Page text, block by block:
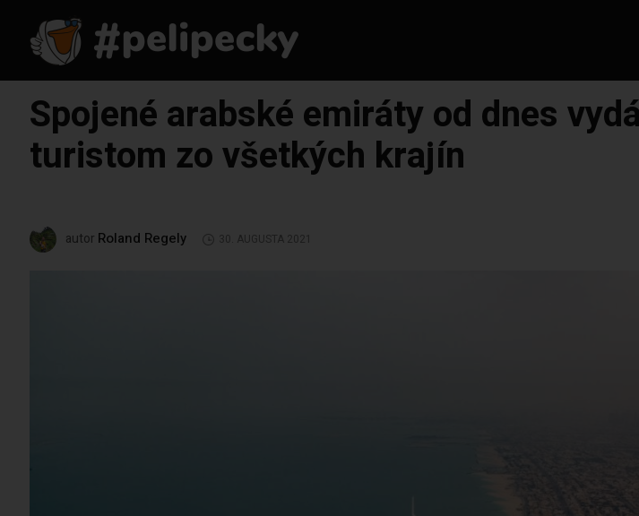
Spojené arabské emiráty od dnes
turistom zo všetkých krajín
autor Roland Regely 30. AUGUSTA 2021